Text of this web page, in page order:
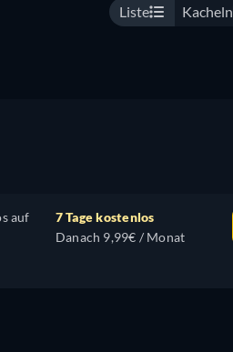
Liste Kacheln
auf
7 Tage kostenlos
Danach 9,99€ / Monat